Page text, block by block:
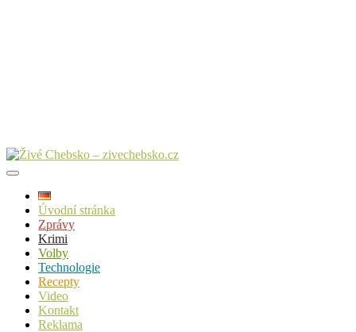
Úvodní stránka
Zprávy
Krimi
Volby
Technologie
Recepty
Video
Kontakt
Reklama